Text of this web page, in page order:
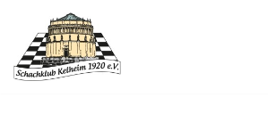
Zum
Inhalt